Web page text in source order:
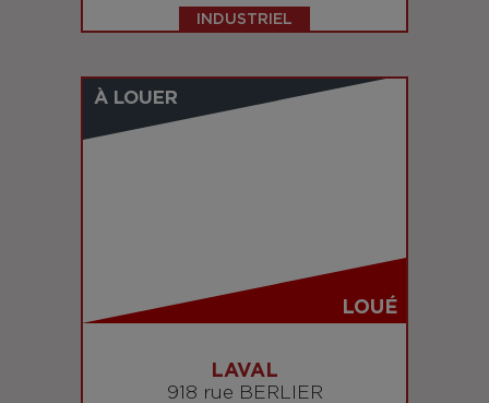
INDUSTRIEL
À LOUER
LOUÉ
LAVAL
918 rue BERLIER